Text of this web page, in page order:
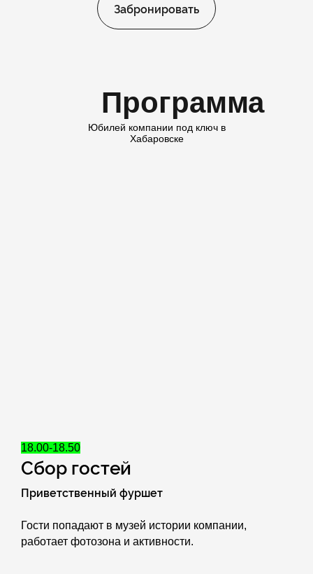
Забронировать
Программа
Юбилей компании под ключ в
Хабаровске
18.00-18.50
Сбор гостей
Приветственный фуршет
Гости попадают в музей истории компании,
работает фотозона и активности.